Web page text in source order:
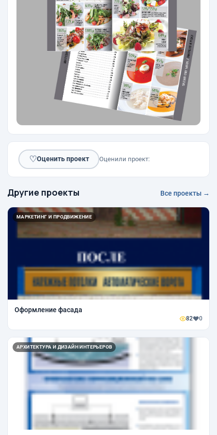
♡Оценить проект Оценили проект:
Другие проекты Все проекты →
МАРКЕТИНГ И ПРОДВИЖЕНИЕ
Оформление фасада
82 0
АРХИТЕКТУРА И ДИЗАЙН ИНТЕРЬЕРОВ